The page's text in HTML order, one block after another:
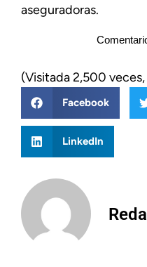
aseguradoras.
(Visitada 2,500
Facebook
LinkedIn